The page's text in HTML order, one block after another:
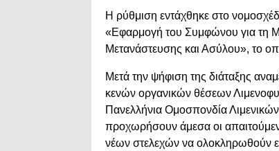
Η ρύθμιση εντάχθηκε στο
«Εφαρμογή του Συμφώνου για τη
Μετανάστευσης και Ασύλου», το
Μετά την ψήφιση της διάταξης
κενών οργανικών θέσεων
Πανελλήνια Ομοσπονδία
προχωρήσουν άμεσα οι
νέων στελεχών να ολοκληρωθούν